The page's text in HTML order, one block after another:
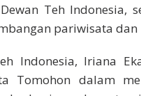
Teh
pariwisata
Indonesia, Iriana
Tomohon dalam